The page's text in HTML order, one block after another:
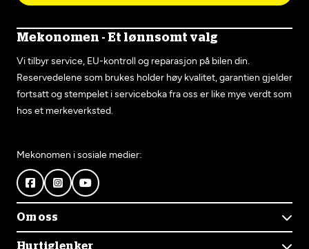
Mekonomen - Et lønnsomt valg
Vi tilbyr service, EU-kontroll og reparasjon på bilen din.
Reservedelene som brukes holder høy kvalitet, garantien gjelder
fortsatt og stempelet i serviceboka fra oss er like mye verdt som
hos et merkeverksted.
Mekonomen i sosiale medier:
Om oss
Om Mekonomen
Hurtiglenker